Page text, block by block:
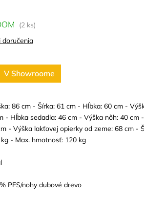
V Showroome
86 cm - Šírka: 61 cm - Hĺbka: 60 cm -
- Hĺbka sedadla: 46 cm - Výška nôh: 40 cm
- Výška lakťovej opierky od zeme: 68 cm -
- Max. hmotnosť: 120 kg
PES/nohy dubové drevo
(2 ks)
doručenia